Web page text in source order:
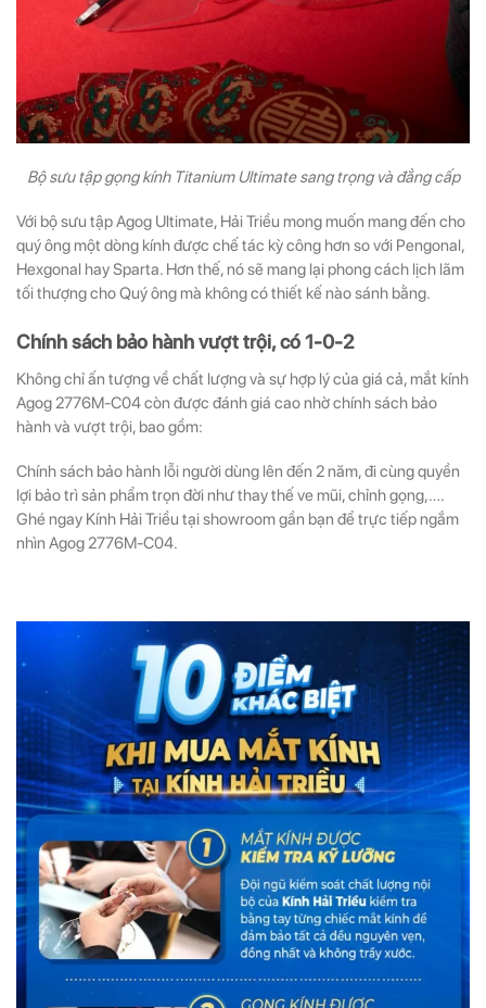
Bộ sưu tập gọng kính Titanium Ultimate sang trọng và đẳng cấp
Với bộ sưu tập Agog Ultimate, Hải Triều mong muốn mang đến cho
quý ông một dòng kính được chế tác kỳ công hơn so với Pengonal,
Hexgonal hay Sparta. Hơn thế, nó sẽ mang lại phong cách lịch lãm
tối thượng cho Quý ông mà không có thiết kế nào sánh bằng.
Chính sách bảo hành vượt trội, có 1-0-2
Không chỉ ấn tượng về chất lượng và sự hợp lý của giá cả, mắt kính
Agog 2776M-C04 còn được đánh giá cao nhờ chính sách bảo
hành và vượt trội, bao gồm:
Chính sách bảo hành lỗi người dùng lên đến 2 năm, đi cùng quyền
lợi bảo trì sản phẩm trọn đời như thay thế ve mũi, chỉnh gọng,….
Ghé ngay Kính Hải Triều tại showroom gần bạn để trực tiếp ngắm
nhìn Agog 2776M-C04.